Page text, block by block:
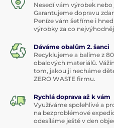
Nesedí vám výrobek
Garantujeme dopravu
Peníze vám šetříme i
výrobky za co
Dáváme obalům 2. šanci
Recyklujeme a balíme z
obalových materiálů.
tom, jakou ji necháme
ZERO WASTE firmu.
Rychlá doprava až k vám
Využíváme spolehlivé a
na bezproblémové
odesíláme ještě v den